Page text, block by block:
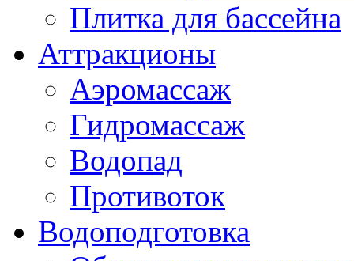
Плитка для бассейна
Аттракционы
Аэромассаж
Гидромассаж
Водопад
Противоток
Водоподготовка